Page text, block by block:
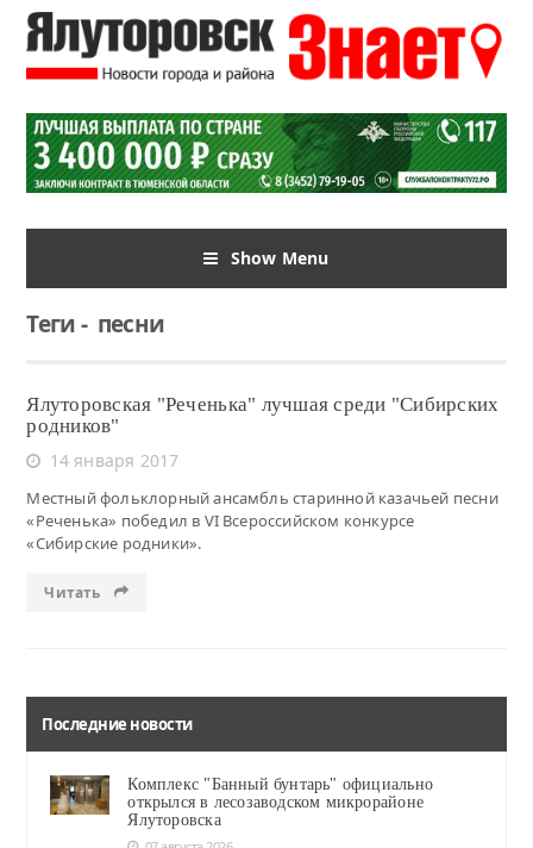
Show Menu
Теги-песни
Ялуторовская "Реченька" лучшая среди "Сибирских
родников"
14 января 2017
Местный фольклорный ансамбль старинной казачьей песни
«Реченька» победил в VI Всероссийском конкурсе
«Сибирские родники».
Читать
Последние новости
Комплекс "Банный бунтарь" официально
открылся в лесозаводском микрорайоне
Ялуторовска